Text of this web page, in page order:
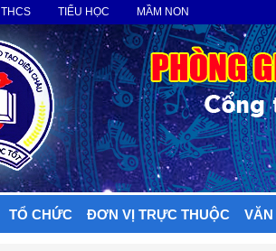
THCS TIỂU HỌC MẦM NON
TỔ CHỨC ĐƠN VỊ TRỰC THUỘC